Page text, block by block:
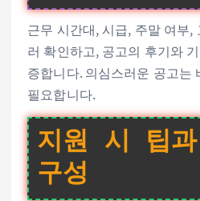
근무 시간대, 시급, 주말 여부,
러 확인하고, 공고의 후기와
증합니다. 의심스러운 공고는
필요합니다.
지원 시 팁과
구성